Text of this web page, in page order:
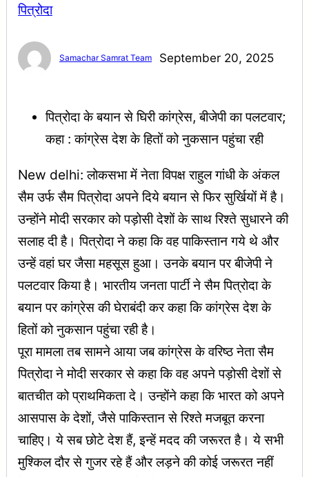
Samachar Samrat Team September 20, 2025
पित्रोदा के बयान से घिरी कांग्रेस, बीजेपी का पलटवार;
कहा : कांग्रेस देश के हितों को नुकसान पहुंचा रही
New delhi: लोकसभा में नेता विपक्ष राहुल गांधी के अंकल
सैम उर्फ सैम पित्रोदा अपने दिये बयान से फिर सुर्खियों में है।
उन्होंने मोदी सरकार को पड़ोसी देशों के साथ रिश्ते सुधारने की
सलाह दी है। पित्रोदा ने कहा कि वह पाकिस्तान गये थे और
उन्हें वहां घर जैसा महसूस हुआ। उनके बयान पर बीजेपी ने
पलटवार किया है। भारतीय जनता पार्टी ने सैम पित्रोदा के
बयान पर कांग्रेस की घेराबंदी कर कहा कि कांग्रेस देश के
हितों को नुकसान पहुंचा रही है।
पूरा मामला तब सामने आया जब कांग्रेस के वरिष्ठ नेता सैम
पित्रोदा ने मोदी सरकार से कहा कि वह अपने पड़ोसी देशों से
बातचीत को प्राथमिकता दे। उन्होंने कहा कि भारत को अपने
आसपास के देशों, जैसे पाकिस्तान से रिश्ते मजबूत करना
चाहिए। ये सब छोटे देश हैं, इन्हें मदद की जरूरत है। ये सभी
मुश्किल दौर से गुजर रहे हैं और लड़ने की कोई जरूरत नहीं